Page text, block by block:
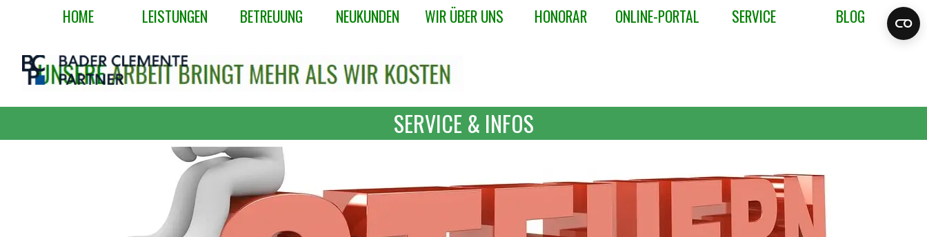
Menü überspringen
HOME LEISTUNGEN ▼
BETREUUNG ▼
NEUKUNDEN ▼
WIR ÜBER UNS ▼
HONORAR ▼
ONLINE-PORTAL ▼
SERVICE ▼
BLOG
SERVICE & INFOS